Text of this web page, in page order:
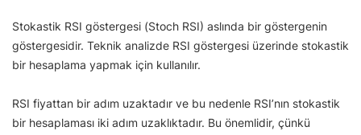
Stokastik RSI göstergesi (Stoch RSI) aslında bir göstergenin
göstergesidir. Teknik analizde RSI göstergesi üzerinde stokastik
bir hesaplama yapmak için kullanılır.
RSI fiyattan bir adım uzaktadır ve bu nedenle RSI’nın stokastik
bir hesaplaması iki adım uzaklıktadır. Bu önemlidir, çünkü